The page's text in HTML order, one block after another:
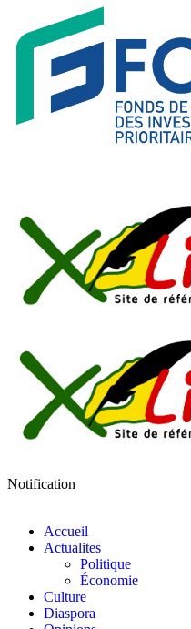
Notification
Accueil
Actualites
Politique
Économie
Culture
Diaspora